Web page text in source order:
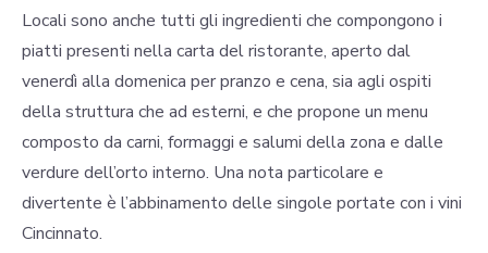
Locali sono anche tutti gli ingredienti che compongono i
piatti presenti nella carta del ristorante, aperto dal
venerdì alla domenica per pranzo e cena, sia agli ospiti
della struttura che ad esterni, e che propone un menu
composto da carni, formaggi e salumi della zona e dalle
verdure dell’orto interno. Una nota particolare e
divertente è l’abbinamento delle singole portate con i vini
Cincinnato.